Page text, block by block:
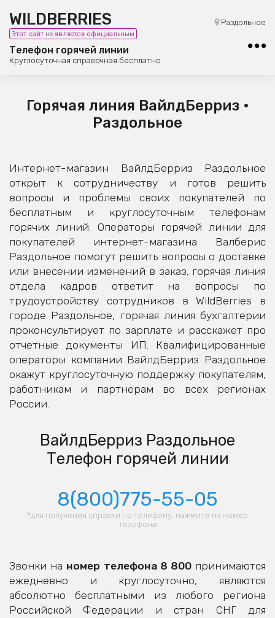
WILDBERRIES
Этот сайт не является официальным
Телефон горячей линии
Круглосуточная справочная бесплатно
Раздольное
8 (800) 101-42-23
Бесплатная юридическая консультация
Горячая линия ВайлдБерриз •
Раздольное
Интернет-магазин ВайлдБерриз Раздольное
открыт к сотрудничеству и готов решить
вопросы и проблемы своих покупателей по
бесплатным и круглосуточным телефонам
горячих линий. Операторы горячей линии для
покупателей интернет-магазина Валберис
Раздольное помогут решить вопросы о доставке
или внесении изменений в заказ, горячая линия
отдела кадров ответит на вопросы по
трудоустройству сотрудников в WildBerries в
городе Раздольное, горячая линия бухгалтерии
проконсультирует по зарплате и расскажет про
отчетные документы ИП. Квалифицированные
операторы компании ВайлдБерриз Раздольное
окажут круглосуточную поддержку покупателям,
работникам и партнерам во всех регионах
России.
ВайлдБерриз Раздольное
Телефон горячей линии
8(800)775-55-05
*для получения справки по телефону, нажмите на номер
телефона
Звонки на номер телефона 8 800принимаются
ежедневно и круглосуточно, являются
абсолютно бесплатными из любого региона
Российской Федерации и стран СНГ для